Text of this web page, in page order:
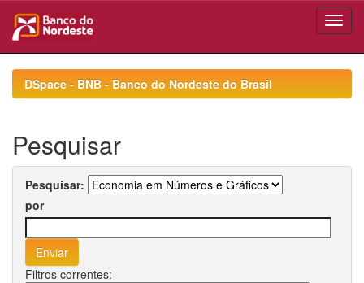
navigationDSpace - BNB - Banco do Nordeste do Brasil
Pesquisar
Pesquisar:
por
Filtros correntes: